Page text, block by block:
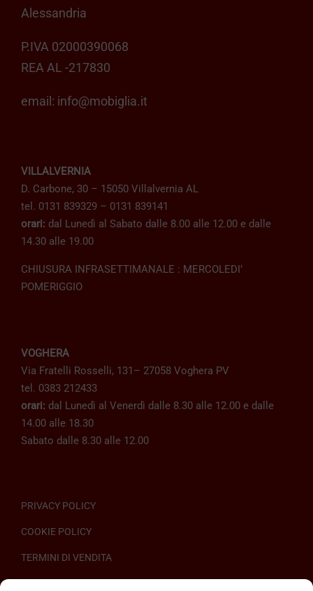
Alessandria
P.IVA 02000390068
REA AL -217830
email: info@mobiglia.it
VILLALVERNIA
D. Carbone, 30 – 15050 Villalvernia AL
tel. 0131 839329 – 0131 839141
orari: dal Lunedì al Sabato dalle 8.00 alle 12.00 e dalle
14.30 alle 19.00
CHIUSURA INFRASETTIMANALE : MERCOLEDI’
POMERIGGIO
VOGHERA
Via Fratelli Rosselli, 131– 27058 Voghera PV
tel. 0383 212433
orari: dal Lunedì al Venerdì dalle 8.30 alle 12.00 e dalle
14.00 alle 18.30
Sabato dalle 8.30 alle 12.00
PRIVACY POLICY
COOKIE POLICY
TERMINI DI VENDITA
REGOLAMENTO SULL’ODR